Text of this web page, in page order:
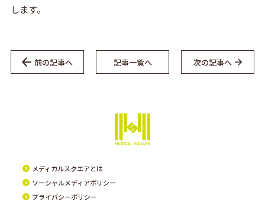
します。
前の記事へ 記事一覧へ 次の記事へ
メディカルスクエアとは
ソーシャルメディアポリシー
プライバシーポリシー